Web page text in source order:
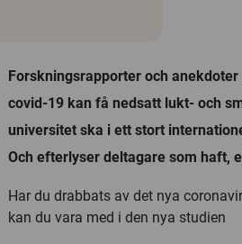
Forskningsrapporter och
covid-19 kan få nedsatt lukt- och
universitet ska i ett stort
Och efterlyser deltagare som haft,
Har du drabbats av det nya
kan du vara med i den nya studien